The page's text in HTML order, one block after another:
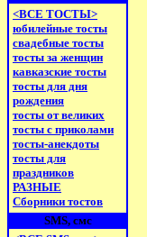
<ВСЕ ТОСТЫ>
юбилейные тосты
свадебные тосты
тосты за женщин
кавказские тосты
тосты для дня
рождения
тосты от великих
тосты с приколами
тосты-анекдоты
тосты для
праздников
РАЗНЫЕ
Сборники тостов
SMS, смс